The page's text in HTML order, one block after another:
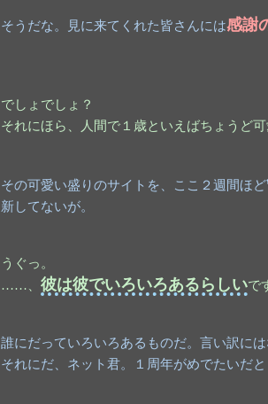
そうだな。見に来てくれた皆さんには感謝
でしょでしょ？
それにほら、人間で１歳といえばちょうど
その可愛い盛りのサイトを、ここ２週間ほど
新してないが。
うぐっ。
……、 彼は彼でいろいろあるらしいで
誰にだっていろいろあるものだ。言い訳に
それにだ、ネット君。１周年がめでたいだ